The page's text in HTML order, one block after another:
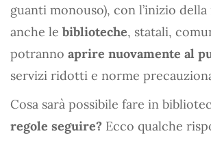
guanti monouso), con l’inizio della
anche le biblioteche, statali,
potranno aprire nuovamente al
servizi ridotti e norme
Cosa sarà possibile fare in
regole seguire? Ecco qualche